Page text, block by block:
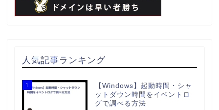
人気記事ランキング
1
【Windows】起動時間・シャ
ットダウン時間をイベントロ
グで調べる方法